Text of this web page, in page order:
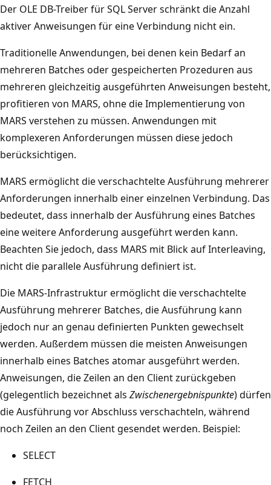
Der OLE DB-Treiber für SQL Server schränkt die Anzahl
aktiver Anweisungen für eine Verbindung nicht ein.
Traditionelle Anwendungen, bei denen kein Bedarf an
mehreren Batches oder gespeicherten Prozeduren aus
mehreren gleichzeitig ausgeführten Anweisungen besteht,
profitieren von MARS, ohne die Implementierung von
MARS verstehen zu müssen. Anwendungen mit
komplexeren Anforderungen müssen diese jedoch
berücksichtigen.
MARS ermöglicht die verschachtelte Ausführung mehrerer
Anforderungen innerhalb einer einzelnen Verbindung. Das
bedeutet, dass innerhalb der Ausführung eines Batches
eine weitere Anforderung ausgeführt werden kann.
Beachten Sie jedoch, dass MARS mit Blick auf Interleaving,
nicht die parallele Ausführung definiert ist.
Die MARS-Infrastruktur ermöglicht die verschachtelte
Ausführung mehrerer Batches, die Ausführung kann
jedoch nur an genau definierten Punkten gewechselt
werden. Außerdem müssen die meisten Anweisungen
innerhalb eines Batches atomar ausgeführt werden.
Anweisungen, die Zeilen an den Client zurückgeben
(gelegentlich bezeichnet als Zwischenergebnispunkte) dürfen
die Ausführung vor Abschluss verschachteln, während
noch Zeilen an den Client gesendet werden. Beispiel:
SELECT
FETCH